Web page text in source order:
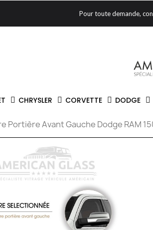
Pour toute demande,
CHRYSLER CORVETTE DODGE
Portière Avant Gauche Dodge RAM